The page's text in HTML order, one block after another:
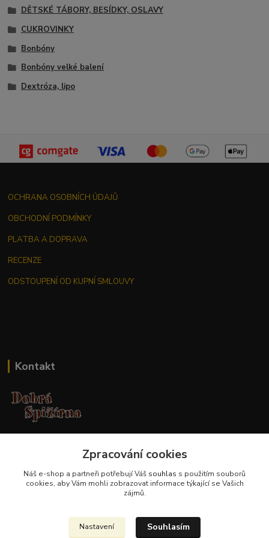
DĚTSKÉ TÁBORY, BESÍDKY, OSLAVY
CUKROVINKY
Bonbóny
Bonbóny velké balení
Dextróza, lipo
OCHRANA OSOBNÍCH ÚDAJŮ
OBCHODNÍ PODMÍNKY
PLATBA A DOPRAVA
RECENZE
ODSTOUPENÍ OD KUPNÍ SMLOUVY
Kontakt
+420 737 551 994
obchod@dobraspizirna.cz
Zpracování cookies
Náš e-shop a partneři potřebují Váš souhlas s použitím souborů
cookies, aby Vám mohli zobrazovat informace týkající se Vašich
zájmů.
Nastavení Souhlasím